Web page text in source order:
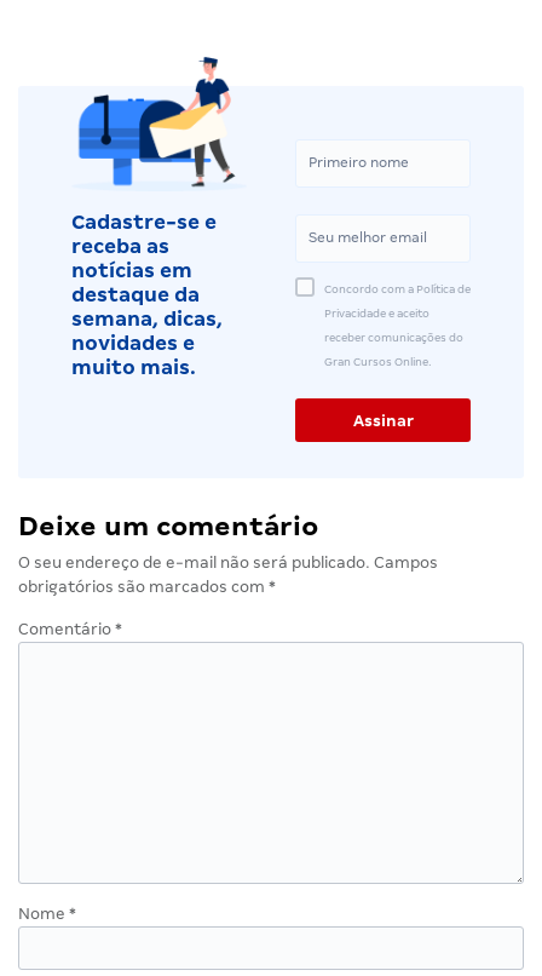
Cadastre-se e
receba as
notícias em
destaque da
semana, dicas,
novidades e
muito mais.
Concordo com a Política de
Privacidade e aceito
receber comunicações do
Gran Cursos Online.
Deixe um comentário
O seu endereço de e-mail não será publicado. Campos
obrigatórios são marcados com *
Comentário *
Nome *